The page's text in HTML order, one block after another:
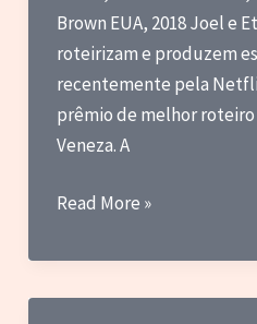
vez
em
janeiro
de
2026
Brown EUA, 2018 Joel e
roteirizam e produzem
recentemente pela
prêmio de melhor
Veneza. A
Review
A
Balada
Read More »